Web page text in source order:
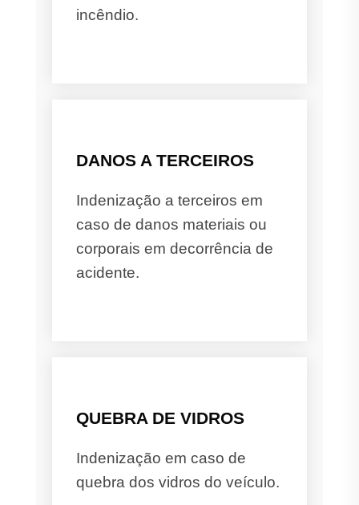
incêndio.
DANOS A TERCEIROS
Indenização a terceiros em
caso de danos materiais ou
corporais em decorrência de
acidente.
QUEBRA DE VIDROS
Indenização em caso de
quebra dos vidros do veículo.